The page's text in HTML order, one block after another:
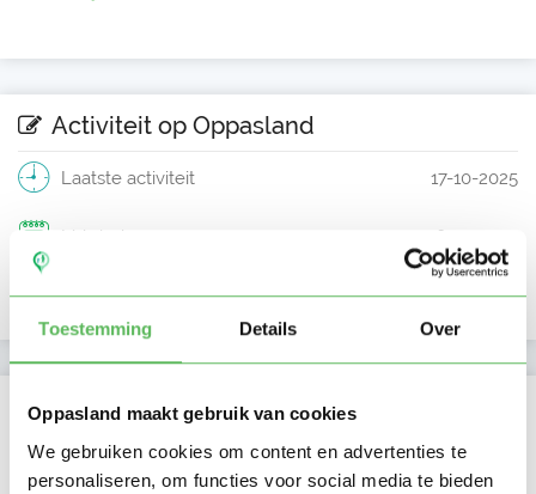
Toestemming Details Over
Oppasland maakt gebruik van cookies
We gebruiken cookies om content en advertenties te
personaliseren, om functies voor social media te bieden
Activiteit op Oppasland
Laatste activiteit 17-10-2025
Lid sinds 16-10-2025
Profiel bijgewerkt 16-10-2025
Verificaties
E-mailadres is geverifieerd